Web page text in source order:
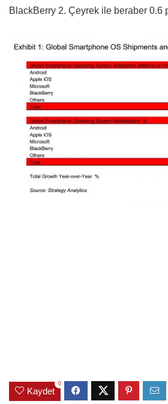
BlackBerry 2. Çeyrek ile beraber 0.6
Kaydet
0